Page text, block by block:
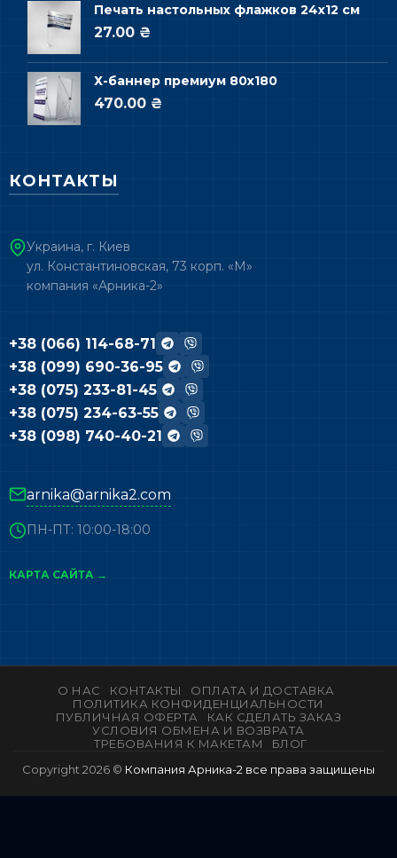
Печать настольных флажков 24х12 см
27.00 ₴
Х-баннер премиум 80х180
470.00 ₴
КОНТАКТЫ
Украина, г. Киев
ул. Константиновская, 73 корп. «М»
компания «Арника-2»
+38 (066) 114-68-71
+38 (099) 690-36-95
+38 (075) 233-81-45
+38 (075) 234-63-55
+38 (098) 740-40-21
arnika@arnika2.com
ПН-ПТ: 10:00-18:00
КАРТА САЙТА →
О НАС КОНТАКТЫ
ОПЛАТА И ДОСТАВКА
ПОЛИТИКА КОНФИДЕНЦИАЛЬНОСТИ
ПУБЛИЧНАЯ ОФЕРТА
КАК СДЕЛАТЬ ЗАКАЗ
УСЛОВИЯ ОБМЕНА И ВОЗВРАТА
ТРЕБОВАНИЯ К МАКЕТАМ
БЛОГ
Copyright 2026 © Компания Арника-2 все права защищены